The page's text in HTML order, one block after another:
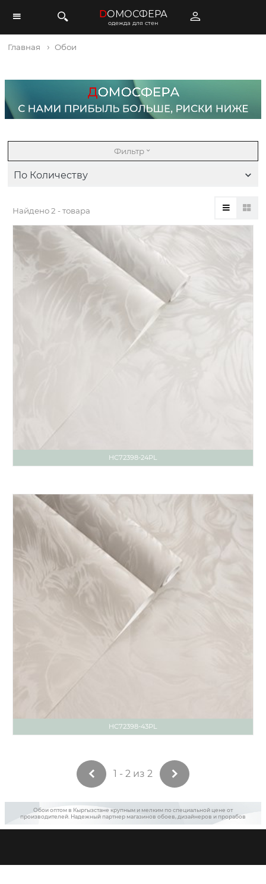
DОМОСФЕРА
одежда для стен
Главная Обои
Фильтр
По Количеству
Найдено2 - товара
HC72398-24PL
HC72398-43PL
1 - 2 из 2
Обои оптом в Кыргызстане крупным и мелким по специальной цене от
производителей. Надежный партнер магазинов обоев, дизайнеров и прорабов